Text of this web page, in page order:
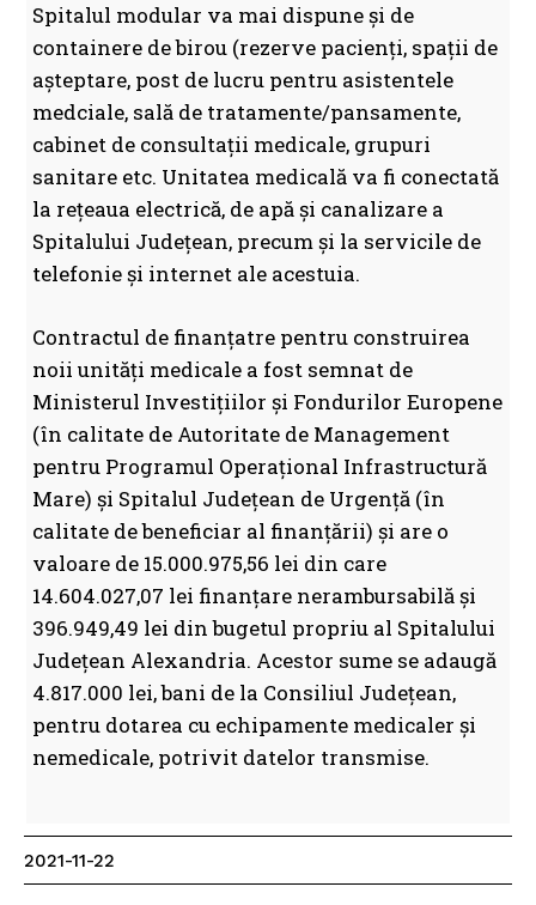
Spitalul modular va mai dispune și de
containere de birou (rezerve pacienți, spații de
așteptare, post de lucru pentru asistentele
medciale, sală de tratamente/pansamente,
cabinet de consultații medicale, grupuri
sanitare etc. Unitatea medicală va fi conectată
la rețeaua electrică, de apă și canalizare a
Spitalului Județean, precum și la servicile de
telefonie și internet ale acestuia.
Contractul de finanțatre pentru construirea
noii unități medicale a fost semnat de
Ministerul Investițiilor și Fondurilor Europene
(în calitate de Autoritate de Management
pentru Programul Operațional Infrastructură
Mare) și Spitalul Județean de Urgență (în
calitate de beneficiar al finanțării) și are o
valoare de 15.000.975,56 lei din care
14.604.027,07 lei finanțare nerambursabilă și
396.949,49 lei din bugetul propriu al Spitalului
Județean Alexandria. Acestor sume se adaugă
4.817.000 lei, bani de la Consiliul Județean,
pentru dotarea cu echipamente medicaler și
nemedicale, potrivit datelor transmise.
2021-11-22